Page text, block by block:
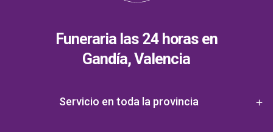
Funeraria las 24 horas en
Gandía, Valencia
Servicio en toda la provincia